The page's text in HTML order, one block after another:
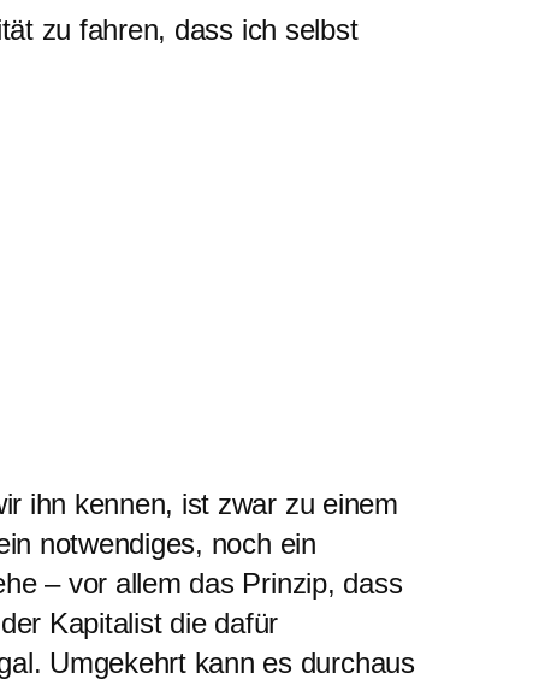
zu fahren, dass ich selbst
ihn kennen, ist zwar zu einem
notwendiges, noch ein
– vor allem das Prinzip, dass
Kapitalist die dafür
Umgekehrt kann es durchaus